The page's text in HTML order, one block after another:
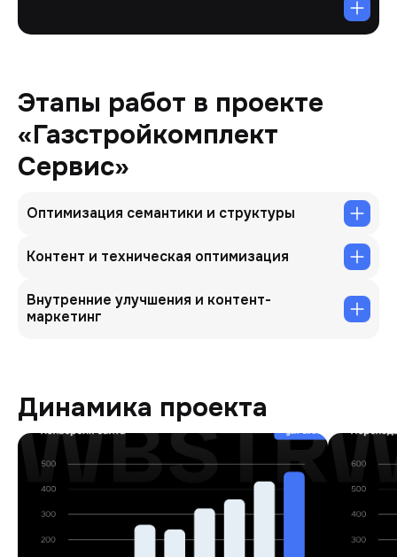
Этапы работ в проекте
«Газстройкомплект
Сервис»
Оптимизация семантики и структуры
Контент и техническая оптимизация
Внутренние улучшения и контент-
маркетинг
Динамика проекта